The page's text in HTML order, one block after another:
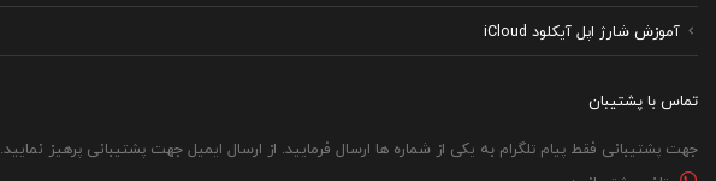
آموزش شارژ اپل آیکلود iCloud
تماس با پشتیبان
جهت پشتیبانی فقط پیام تلگرام به یکی از شماره ها ارسال فرمایید. از ارسال ایمیل جهت پشتیبانی پرهیز نمایید.